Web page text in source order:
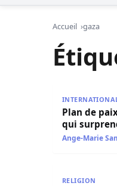
Accueil gaza
Plan de
qui
Ange-Marie
RELIGION